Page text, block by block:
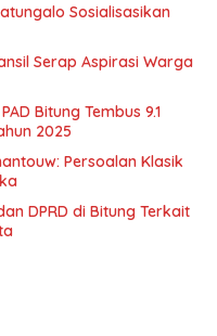
Sosialisasikan
Serap Aspirasi Warga
Bitung Tembus 9.1
2025
Persoalan Klasik
DPRD di Bitung Terkait